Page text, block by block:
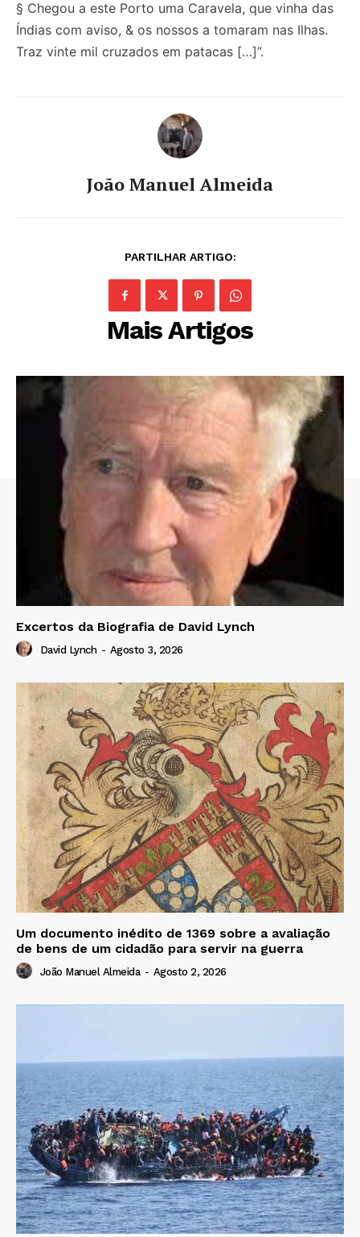
§ Chegou a este Porto uma Caravela, que vinha das
Índias com aviso, & os nossos a tomaram nas Ilhas.
Traz vinte mil cruzados em patacas […]”.
João Manuel Almeida
PARTILHAR ARTIGO:
Mais Artigos
Excertos da Biografia de David Lynch
David Lynch - Agosto 3, 2026
Um documento inédito de 1369 sobre a avaliação
de bens de um cidadão para servir na guerra
João Manuel Almeida - Agosto 2, 2026